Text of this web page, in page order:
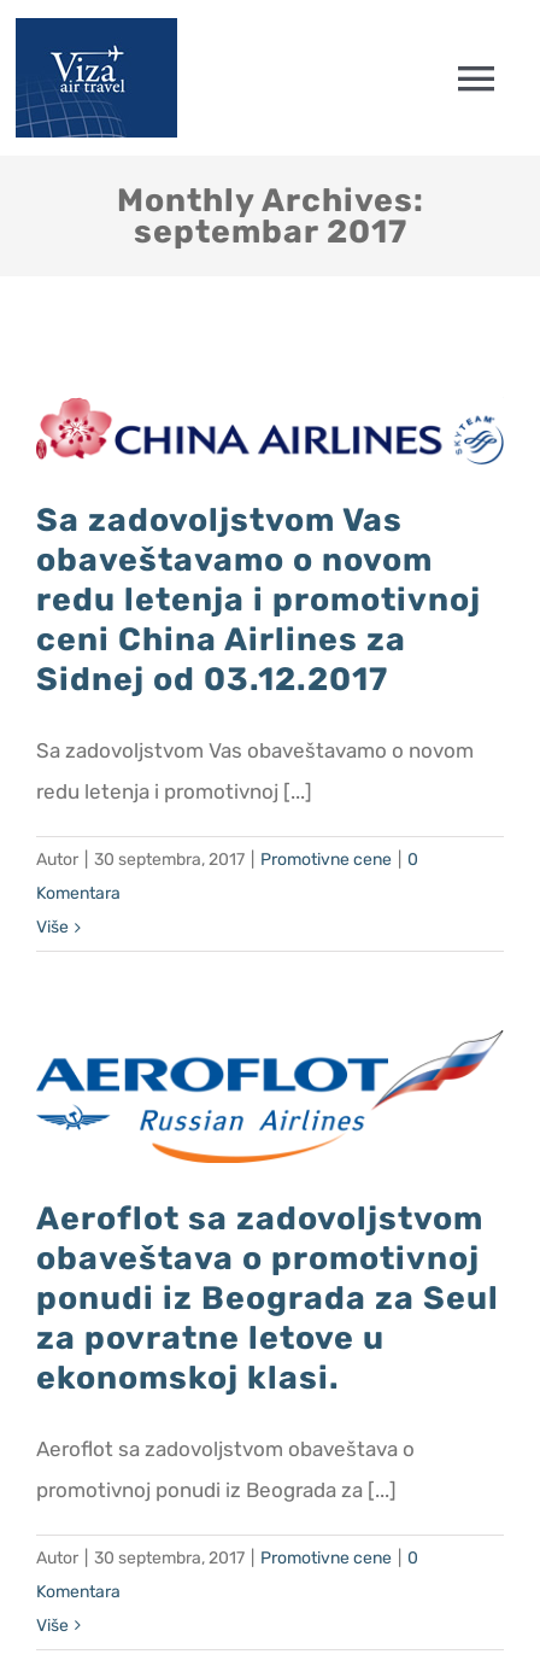
Skip
content
Engleske vize
Promotivne cene
O nama
Monthly Archives:
septembar 2017
Sa zadovoljstvom Vas
obaveštavamo o novom
redu letenja i promotivnoj
ceni China Airlines za
Sidnej od 03.12.2017
Sa zadovoljstvom Vas obaveštavamo o novom
redu letenja i promotivnoj [...]
Autor 30 septembra, 2017 Promotivne cene
0
Komentara
Više
Aeroflot sa zadovoljstvom
obaveštava o promotivnoj
ponudi iz Beograda za Seul
za povratne letove u
ekonomskoj klasi.
Aeroflot sa zadovoljstvom obaveštava o
promotivnoj ponudi iz Beograda za [...]
Autor 30 septembra, 2017 Promotivne cene
0
Komentara
Više